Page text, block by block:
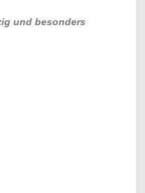
und besonders